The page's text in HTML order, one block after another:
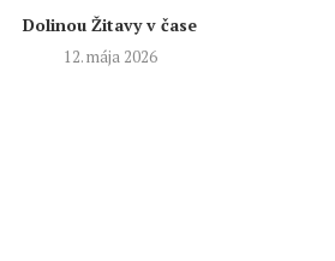
Dolinou Žitavy v čase
12. mája 2026